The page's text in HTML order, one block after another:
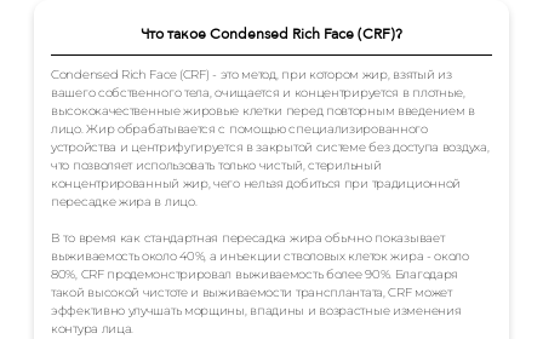
Что такое Condensed Rich Face (CRF)?
Condensed Rich Face (CRF) - это метод, при котором жир, взятый из
вашего собственного тела, очищается и концентрируется в плотные,
высококачественные жировые клетки перед повторным введением в
лицо. Жир обрабатывается с помощью специализированного
устройства и центрифугируется в закрытой системе без доступа воздуха,
что позволяет использовать только чистый, стерильный
концентрированный жир, чего нельзя добиться при традиционной
пересадке жира в лицо.
В то время как стандартная пересадка жира обычно показывает
выживаемость около 40%, а инъекции стволовых клеток жира - около
80%, CRF продемонстрировал выживаемость более 90%. Благодаря
такой высокой чистоте и выживаемости трансплантата, CRF может
эффективно улучшать морщины, впадины и возрастные изменения
контура лица.